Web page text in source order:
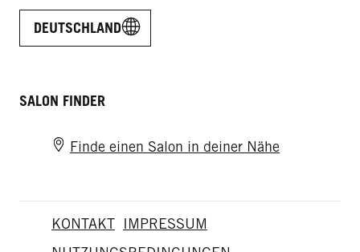
DEUTSCHLAND
SALON FINDER
Finde einen Salon in deiner Nähe
KONTAKT IMPRESSUM